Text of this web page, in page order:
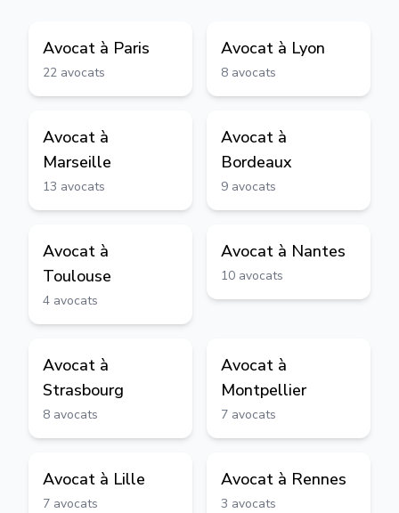
Avocat à Paris
22 avocats
Avocat à Lyon
8 avocats
Avocat à
Marseille
13 avocats
Avocat à
Bordeaux
9 avocats
Avocat à
Toulouse
4 avocats
Avocat à Nantes
10 avocats
Avocat à
Strasbourg
8 avocats
Avocat à
Montpellier
7 avocats
Avocat à Lille
7 avocats
Avocat à Rennes
3 avocats